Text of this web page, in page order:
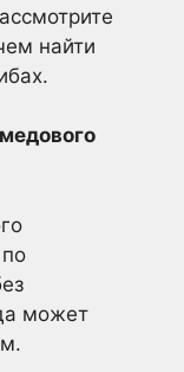
найти
может